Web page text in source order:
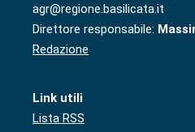
agr@regione.basilicata.it
Direttore responsabile:
Redazione
Link utili
Lista RSS